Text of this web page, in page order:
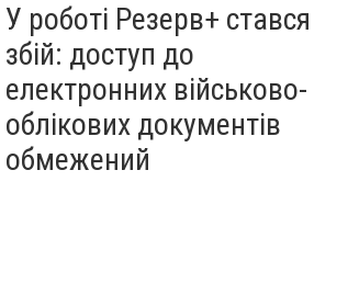
У роботі Резерв+ стався
збій: доступ до
електронних військово-
облікових документів
обмежений